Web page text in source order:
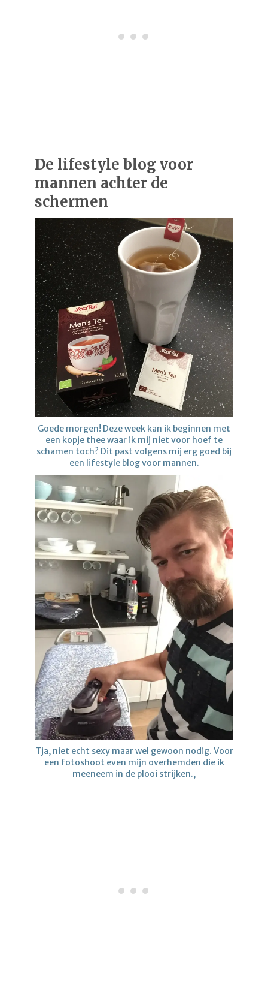
De lifestyle blog voor
mannen achter de
schermen
Goede morgen! Deze week kan ik beginnen met
een kopje thee waar ik mij niet voor hoef te
schamen toch? Dit past volgens mij erg goed bij
een lifestyle blog voor mannen.
Tja, niet echt sexy maar wel gewoon nodig. Voor
een fotoshoot even mijn overhemden die ik
meeneem in de plooi strijken.,